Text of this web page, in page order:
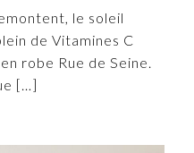
le soleil
de Vitamines C
robe Rue de Seine.
[…]